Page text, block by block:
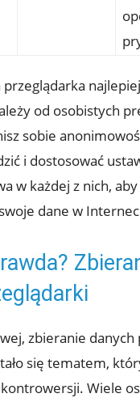
przeglądarka
od osobistych
sobie
i dostosować⁣
w każdej⁤ z‍ nich,
dane ⁣w
zbieranie ‌danych
⁢się tematem,
Wiele